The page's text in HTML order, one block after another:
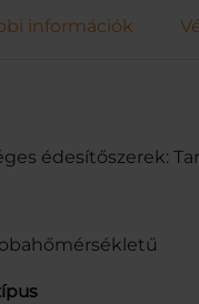
információk
édesítőszerek: